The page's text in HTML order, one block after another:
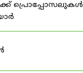
പ്രൊപ്പോസലുകൾ